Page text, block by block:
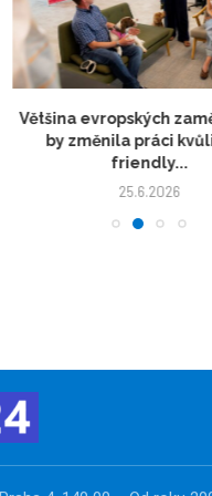
Většina evropských
by změnila práci
friendly...
25.6.2026